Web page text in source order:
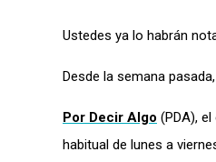
Ustedes ya lo habrán
Desde la semana
Por Decir Algo (PDA),
habitual de lunes a